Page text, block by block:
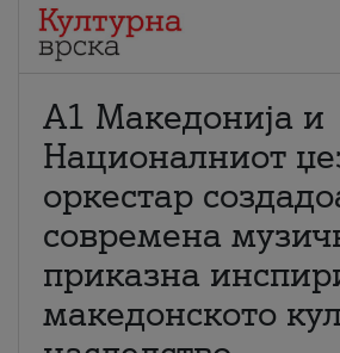
А1 Македонија и
Националниот
оркестар
современа
приказна
македонското